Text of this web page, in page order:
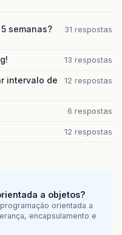
semanas?
31 respostas
13 respostas
intervalo de
12 respostas
6 respostas
12 respostas
a objetos?
orientada a
encapsulamento e